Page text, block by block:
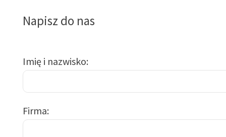
Napisz do nas
Imię i nazwisko
Firma